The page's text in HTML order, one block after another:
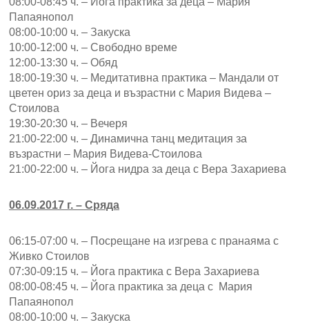
Папаянопол
08:00-10:00 ч. – Закуска
10:00-12:00 ч. – Свободно време
12:00-13:30 ч. – Обяд
18:00-19:30 ч. – Медитативна практика – Мандали от
цветен ориз за деца и възрастни с Мария Видева –
Стоилова
19:30-20:30 ч. – Вечеря
21:00-22:00 ч. – Динамична танц медитация за
възрастни – Мария Видева-Стоилова
21:00-22:00 ч. – Йога нидра за деца с Вера Захариева
06.09.2017 г. – Сряда
06:15-07:00 ч. – Посрещане на изгрева с пранаяма с
Живко Стоилов
07:30-09:15 ч. – Йога практика с Вера Захариева
08:00-08:45 ч. – Йога практика за деца с Мария
Папаянопол
08:00-10:00 ч. – Закуска